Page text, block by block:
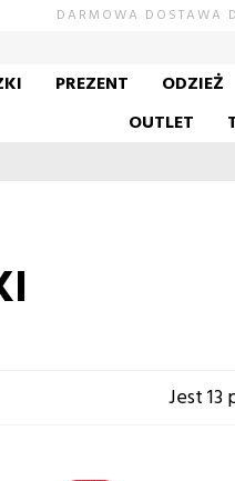
DARMOWA DOSTAWA
PREZENT ODZIEŻ
OUTLET
Jest